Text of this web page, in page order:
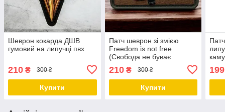
Шеврон кокарда ДШВ
гумовий на липучці пвх
210 ₴ 300 ₴
Купити
Патч шеврон зі змією
Freedom is not free
(Свобода не буває
пвх
210₴ 300 ₴
Купити
199